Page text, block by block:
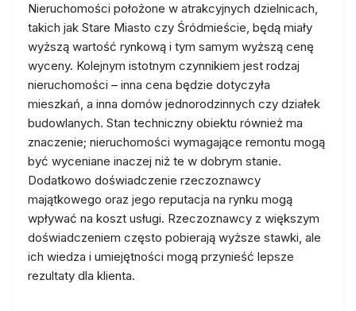
Nieruchomości położone w atrakcyjnych dzielnicach,
takich jak Stare Miasto czy Śródmieście, będą miały
wyższą wartość rynkową i tym samym wyższą cenę
wyceny. Kolejnym istotnym czynnikiem jest rodzaj
nieruchomości – inna cena będzie dotyczyła
mieszkań, a inna domów jednorodzinnych czy działek
budowlanych. Stan techniczny obiektu również ma
znaczenie; nieruchomości wymagające remontu mogą
być wyceniane inaczej niż te w dobrym stanie.
Dodatkowo doświadczenie rzeczoznawcy
majątkowego oraz jego reputacja na rynku mogą
wpływać na koszt usługi. Rzeczoznawcy z większym
doświadczeniem często pobierają wyższe stawki, ale
ich wiedza i umiejętności mogą przynieść lepsze
rezultaty dla klienta.